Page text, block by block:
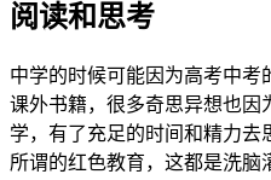
阅读和思考
中学的时候可能因为高考中
课外书籍，很多奇思异想也因
学，有了充足的时间和精力去
所谓的红色教育，这都是洗脑